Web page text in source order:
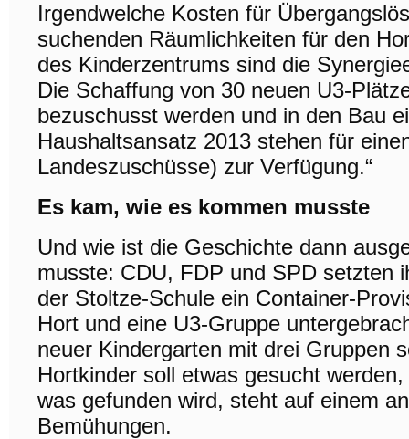
Irgendwelche Kosten für
suchenden Räumlichkeiten für den
des Kinderzentrums sind die
Die Schaffung von 30 neuen U3-
bezuschusst werden und in den Bau
Haushaltsansatz 2013 stehen für
Landeszuschüsse) zur Verfügung.“
Es kam, wie es kommen musste
Und wie ist die Geschichte dann
musste: CDU, FDP und SPD setzten
der Stoltze-Schule ein Container-
Hort und eine U3-Gruppe
neuer Kindergarten mit drei Gruppen
Hortkinder soll etwas gesucht
was gefunden wird, steht auf einem
Bemühungen.